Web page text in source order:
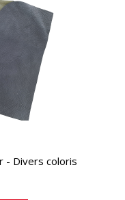
- Divers coloris